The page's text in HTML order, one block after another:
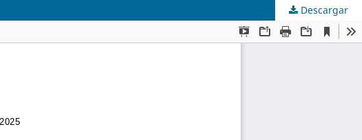
Descargar